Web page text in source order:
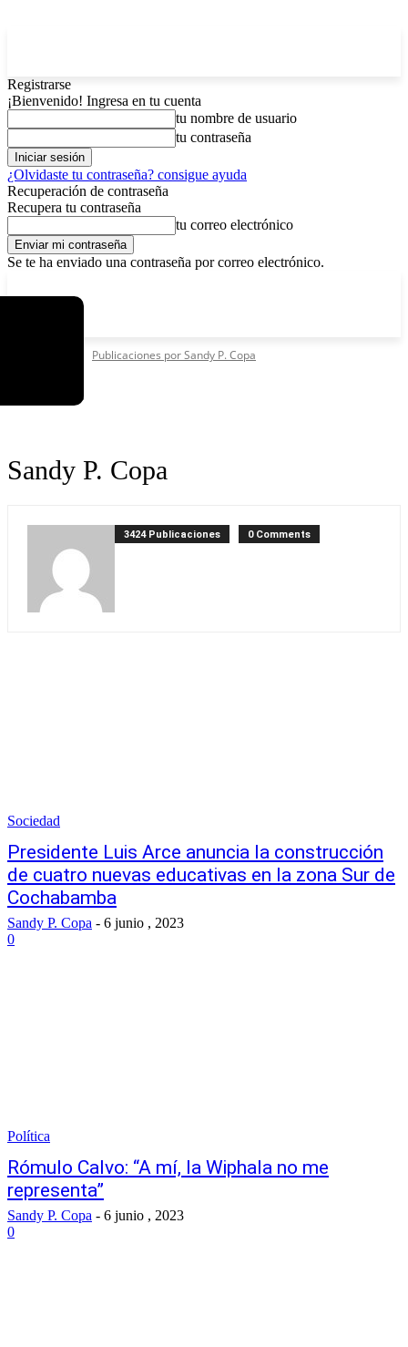
Registrarse
¡Bienvenido! Ingresa en tu cuenta
tu nombre de usuario
tu contraseña
¿Olvidaste tu contraseña? consigue ayuda
Recuperación de contraseña
Recupera tu contraseña
tu correo electrónico
Se te ha enviado una contraseña por correo electrónico.
Publicaciones por Sandy P. Copa
Sandy P. Copa
3424 Publicaciones 0 Comments
Sociedad
Presidente Luis Arce anuncia la construcción
de cuatro nuevas educativas en la zona Sur de
Cochabamba
Sandy P. Copa - 6 junio , 2023
0
Política
Rómulo Calvo: “A mí, la Wiphala no me
representa”
Sandy P. Copa - 6 junio , 2023
0